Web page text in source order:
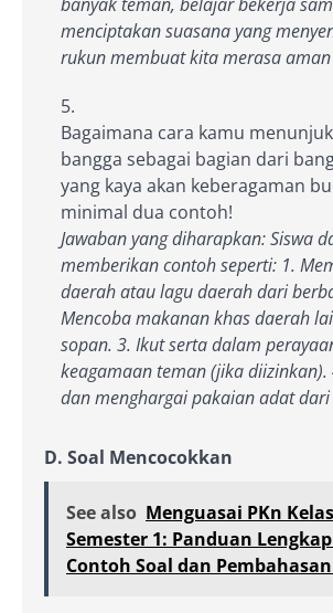
menciptakan suasana yang
rukun membuat kita merasa
Bagaimana cara kamu
bangga sebagai bagian dari
yang kaya akan keberagaman
minimal dua contoh!
Jawaban yang diharapkan: Siswa
memberikan contoh seperti: 1.
daerah atau lagu daerah dari
Mencoba makanan khas daerah
sopan. 3. Ikut serta dalam
keagamaan teman (jika diizinkan).
dan menghargai pakaian adat
D. Soal Mencocokkan
See also Menguasai PKn
Semester 1: Panduan
Contoh Soal dan